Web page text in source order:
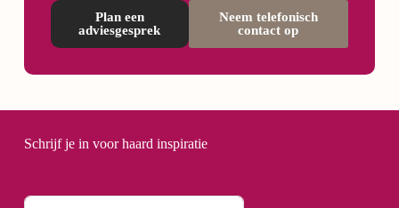
Plan een
adviesgesprek
Neem telefonisch
contact op
Schrijf je in voor haard inspiratie